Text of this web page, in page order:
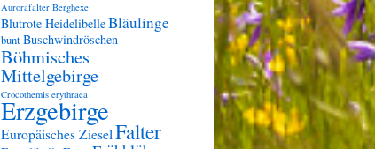
Aurorafalter Berghexe
Blutrote HeidelibelleBläulinge
buntBuschwindröschen
Böhmisches
Mittelgebirge
Crocothemis erythraea
Erzgebirge
Europäisches ZieselFalter